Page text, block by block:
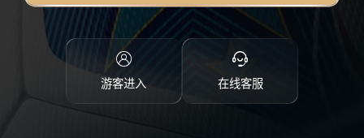
游客进入 在线客服